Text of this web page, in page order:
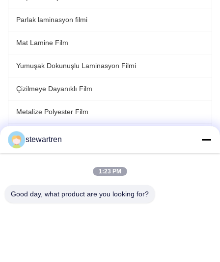
Parlak laminasyon filmi
Mat Lamine Film
Yumuşak Dokunuşlu Laminasyon Filmi
Çizilmeye Dayanıklı Film
Metalize Polyester Film
Lazer Holografik Film
stewartren
1:23 PM
Good day, what product are you looking for?